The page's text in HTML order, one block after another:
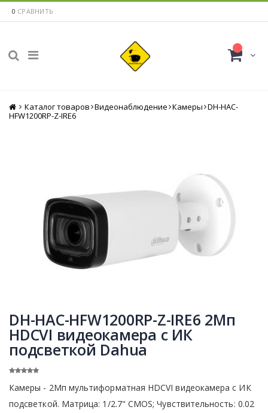
0 СРАВНИТЬ
Главная
Каталог товаров Видеонаблюдение Камеры DH-HAC-
HFW1200RP-Z-IRE6
DH-HAC-HFW1200RP-Z-IRE6 2Мп
HDCVI видеокамера с ИК
подсветкой Dahua
Камеры - 2Мп мультиформатная HDCVI видеокамера с ИК
подсветкой. Матрица: 1/2.7" CMOS; Чувствительность: 0.02